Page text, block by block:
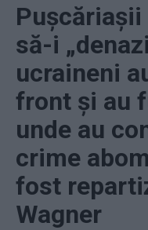
să-i
ucraineni
front și au
unde au
crime
fost
Wagner